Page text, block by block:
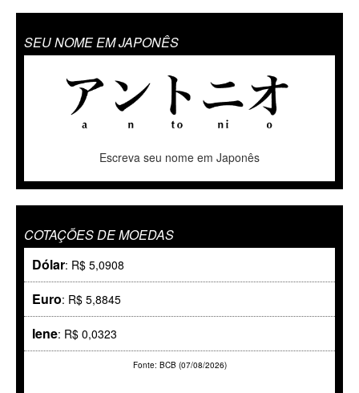
SEU NOME EM JAPONÊS
Escreva seu nome em Japonês
COTAÇÕES DE MOEDAS
Dólar: R$ 5,0908
Euro: R$ 5,8845
Iene: R$ 0,0323
Fonte: BCB (07/08/2026)